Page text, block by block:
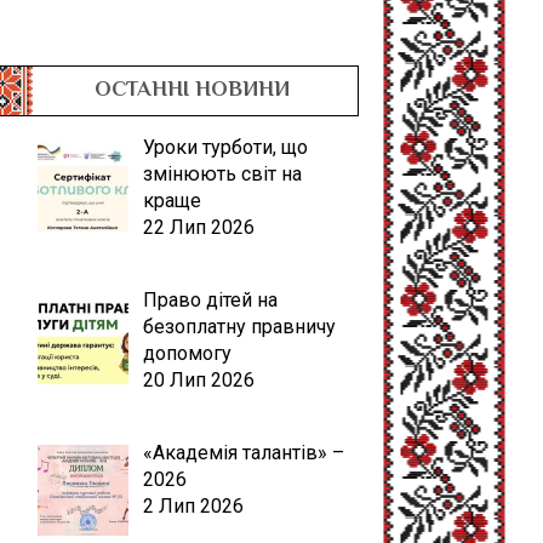
ОСТАННІ НОВИНИ
Уроки турботи, що
змінюють світ на
краще
22 Лип 2026
Право дітей на
безоплатну правничу
допомогу
20 Лип 2026
«Академія талантів» –
2026
2 Лип 2026